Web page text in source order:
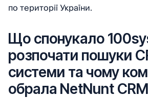
по території України.
Що спонукало
розпочати пошуки
системи та чому
обрала NetNunt